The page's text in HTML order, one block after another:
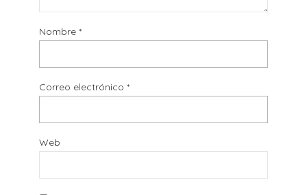
Nombre *
Correo electrónico *
Web